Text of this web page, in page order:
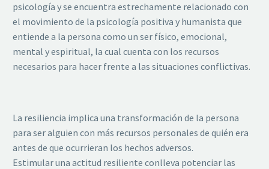
psicología y se encuentra estrechamente relacionado con
el movimiento de la psicología positiva y humanista que
entiende a la persona como un ser físico, emocional,
mental y espiritual, la cual cuenta con los recursos
necesarios para hacer frente a las situaciones conflictivas.
La resiliencia implica una transformación de la persona
para ser alguien con más recursos personales de quién era
antes de que ocurrieran los hechos adversos.
Estimular una actitud resiliente conlleva potenciar las